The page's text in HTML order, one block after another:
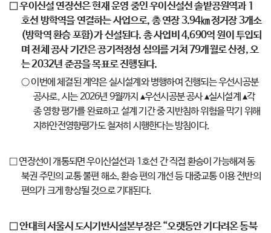
□ 우이신설 연장선은 현재 운영 중인 우이신설선 솔밭공원역과 1
호선 방학역을 연결하는 사업으로, 총 연장 3.94㎞ 정거장 3개소
(방학역 환승 포함)가 신설된다. 총 사업비 4,690억 원이 투입되
며 전체 공사 기간은 공기적정성 심의를 거쳐 79개월로 산정, 오
는 2032년 준공을 목표로 진행된다.
○ 이번에 체결된 계약은 실시설계와 병행하여 진행되는 우선시공분
공사로, 시는 2026년 9월까지 ▴우선시공분 공사 ▴실시설계 ▴각
종 영향 평가를 완료하고 설계 기간 중 지반침하 위험을 막기 위해
지하안전영향평가도 철저히 시행한다는 방침이다.
□ 연장선이 개통되면 우이신설선과 1호선 간 직접 환승이 가능해져 동
북권 주민의 교통 불편 해소, 환승 편의 개선 등 대중교통 이용 전반의
편의가 크게 향상될 것으로 기대된다.
□ 안대희 서울시 도시기반시설본부장은 “오랫동안 기다려온 동북